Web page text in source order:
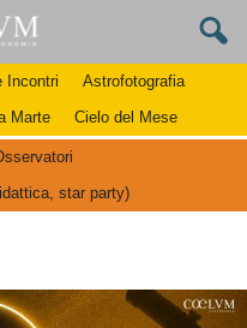
Incontri
Astrofotografia
Marte Cielo del Mese
star party)